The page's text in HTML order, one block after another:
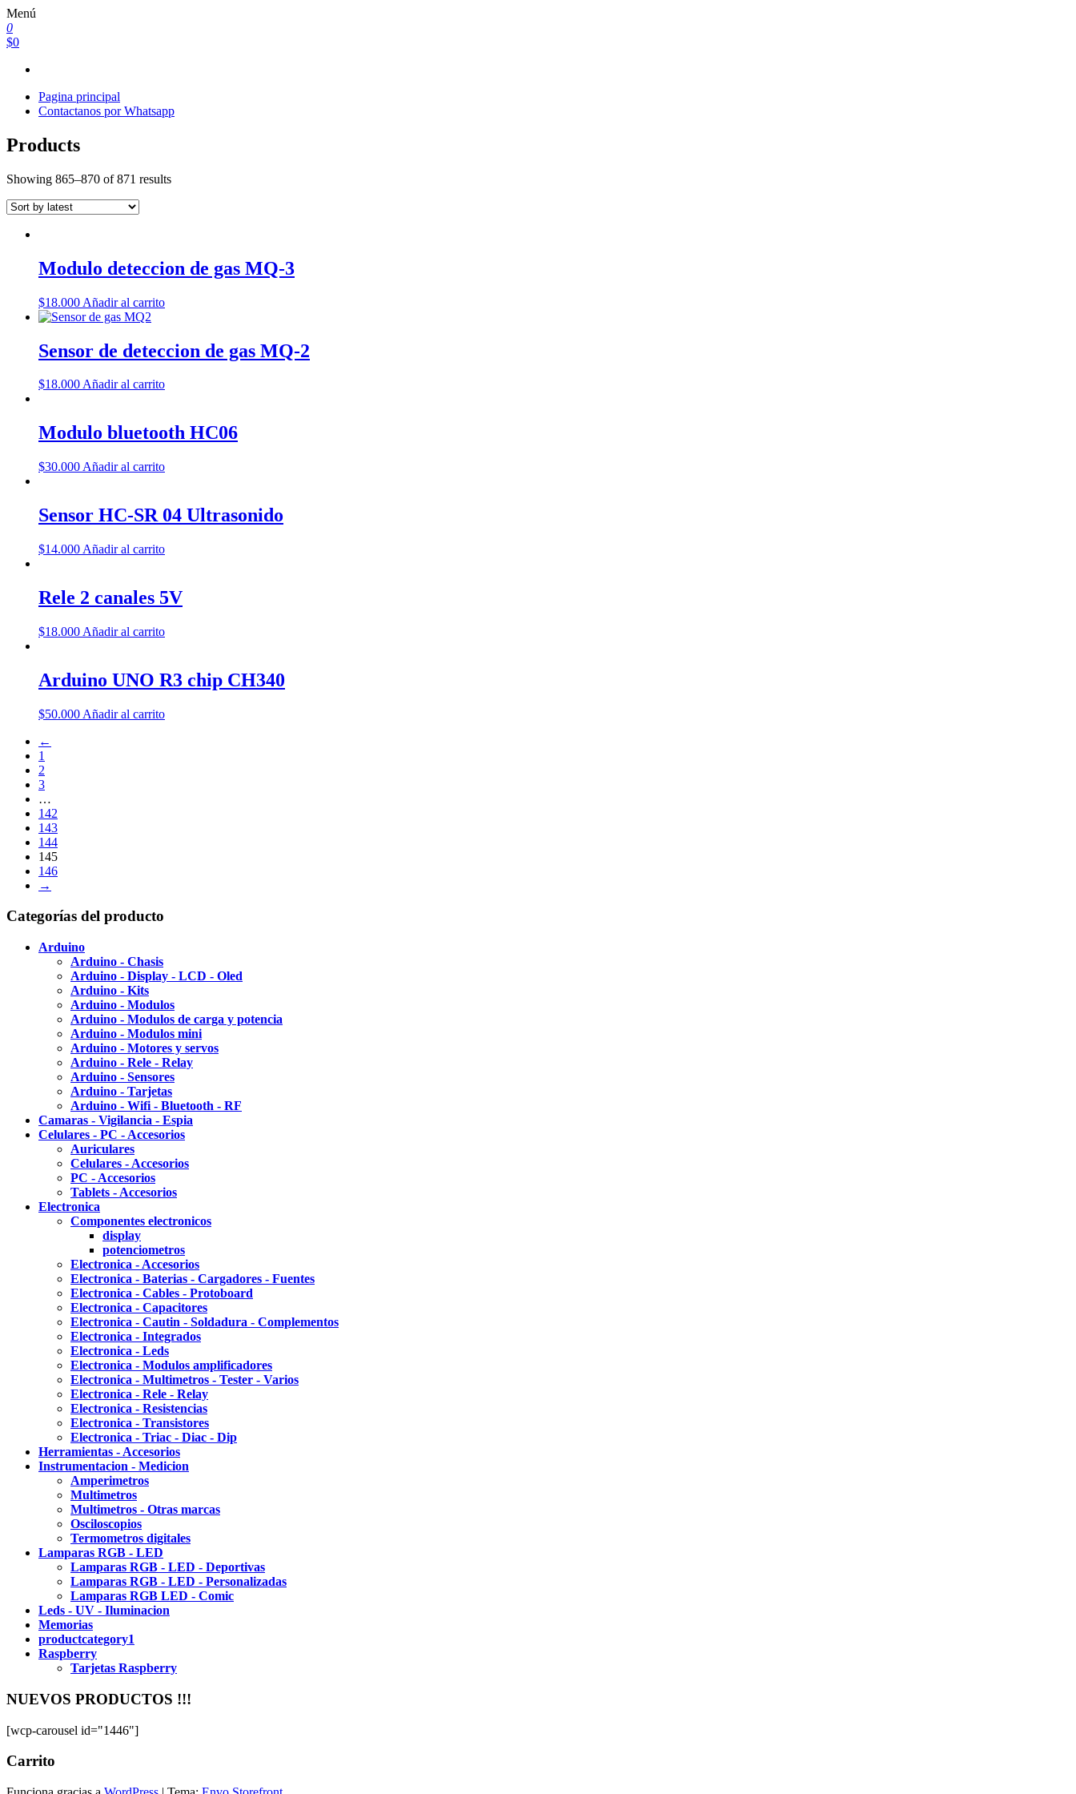
Saltar
al
contenido
Menú
0
$0
Pagina principal
Contactanos por Whatsapp
Products
Showing 865–870 of 871 results
Modulo deteccion de gas MQ-3
$18.000 Añadir al carrito
Sensor de deteccion de gas MQ-2
$18.000Añadir al carrito
Modulo bluetooth HC06
$30.000 Añadir al carrito
Sensor HC-SR 04 Ultrasonido
$14.000 Añadir al carrito
Rele 2 canales 5V
$18.000 Añadir al carrito
Arduino UNO R3 chip CH340
$50.000 Añadir al carrito
←
1
2
3
…
142
143
144
145
146
→
Categorías del producto
Arduino
Arduino - Chasis
Arduino - Display - LCD - Oled
Arduino - Kits
Arduino - Modulos
Arduino - Modulos de carga y potencia
Arduino - Modulos mini
Arduino - Motores y servos
Arduino - Rele - Relay
Arduino - Sensores
Arduino - Tarjetas
Arduino - Wifi - Bluetooth - RF
Camaras - Vigilancia - Espia
Celulares - PC - Accesorios
Auriculares
Celulares - Accesorios
PC - Accesorios
Tablets - Accesorios
Electronica
Componentes electronicos
display
potenciometros
Electronica - Accesorios
Electronica - Baterias - Cargadores - Fuentes
Electronica - Cables - Protoboard
Electronica - Capacitores
Electronica - Cautin - Soldadura - Complementos
Electronica - Integrados
Electronica - Leds
Electronica - Modulos amplificadores
Electronica - Multimetros - Tester - Varios
Electronica - Rele - Relay
Electronica - Resistencias
Electronica - Transistores
Electronica - Triac - Diac - Dip
Herramientas - Accesorios
Instrumentacion - Medicion
Amperimetros
Multimetros
Multimetros - Otras marcas
Osciloscopios
Termometros digitales
Lamparas RGB - LED
Lamparas RGB - LED - Deportivas
Lamparas RGB - LED - Personalizadas
Lamparas RGB LED - Comic
Leds - UV - Iluminacion
Memorias
productcategory1
Raspberry
Tarjetas Raspberry
NUEVOS PRODUCTOS !!!
[wcp-carousel id="1446"]
Carrito